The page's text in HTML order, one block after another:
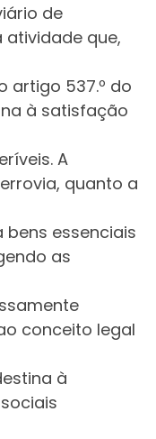
de
atividade que,
artigo 537.º do
à satisfação
A
quanto a
essenciais
as
conceito legal
à